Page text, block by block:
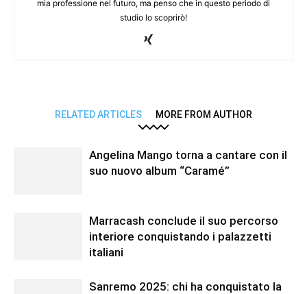
mia professione nel futuro, ma penso che in questo periodo di
studio lo scoprirò!
RELATED ARTICLES MORE FROM AUTHOR
Angelina Mango torna a cantare con il
suo nuovo album “Caramé”
Marracash conclude il suo percorso
interiore conquistando i palazzetti
italiani
Sanremo 2025: chi ha conquistato la